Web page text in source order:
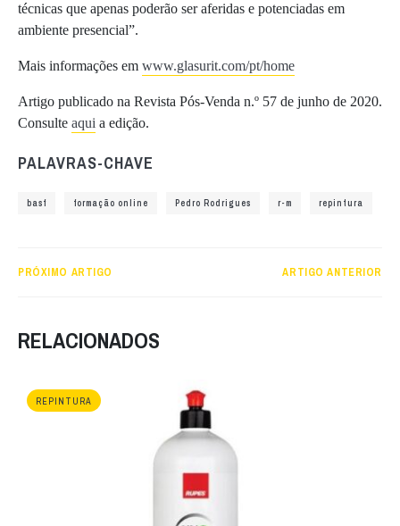
técnicas que apenas poderão ser aferidas e potenciadas em
ambiente presencial”.
Mais informações em www.glasurit.com/pt/home
Artigo publicado na Revista Pós-Venda n.º 57 de junho de 2020.
Consulte aqui a edição.
PALAVRAS-CHAVE
basf formação online Pedro Rodrigues r-m repintura
PRÓXIMO ARTIGO ARTIGO ANTERIOR
RELACIONADOS
REPINTURA